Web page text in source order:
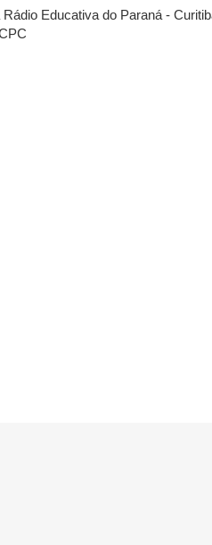
Educativa do Paraná -